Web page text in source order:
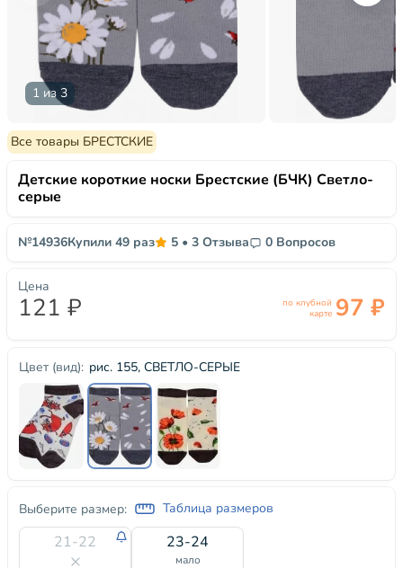
1 из 3
Все товары БРЕСТСКИЕ
Детские короткие носки Брестские (БЧК) Светло-
серые
№14936Купили 49 раз 5 • 3 Отзыва 0 Вопросов
Цвет (вид): рис. 155, СВЕТЛО-СЕРЫЕ
Выберите размер: Таблица размеров
21-22 23-24
мало
Цена
121 ₽
по клубной
карте 97 ₽